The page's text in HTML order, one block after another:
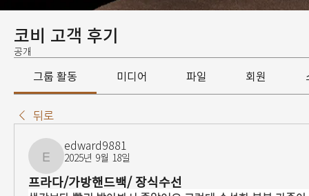
코비 고객 후기
공개
그룹 활동 미디어 파일 회원
뒤로
edward9881
edward9881
2025년 9월 18일
프라다/가방핸드백/ 장식수선